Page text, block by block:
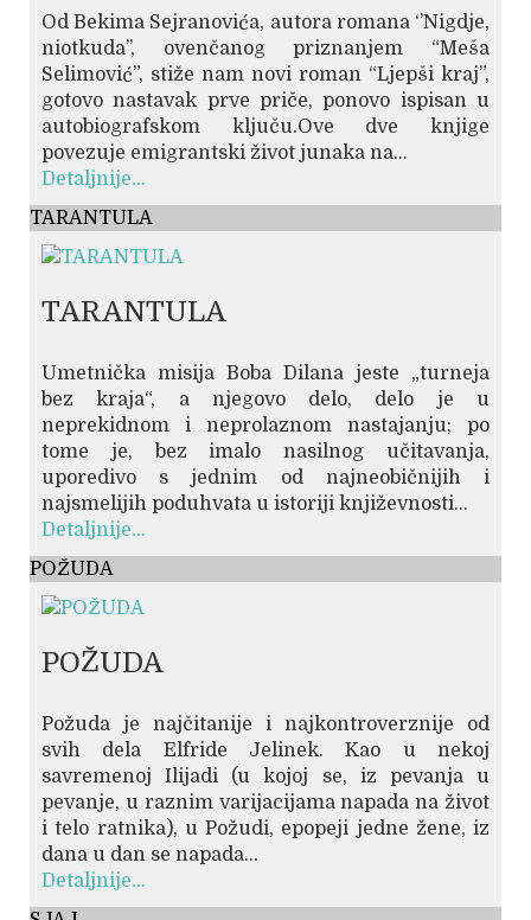
Od Bekima Sejranovića, autora romana ‘’Nigdje,
niotkuda’’, ovenčanog priznanjem “Meša
Selimović”, stiže nam novi roman “Ljepši kraj”,
gotovo nastavak prve priče, ponovo ispisan u
autobiografskom ključu.Ove dve knjige
povezuje emigrantski život junaka na...
Detaljnije...
TARANTULA
TARANTULA
Umetnička misija Boba Dilana jeste „turneja
bez kraja“, a njegovo delo, delo je u
neprekidnom i neprolaznom nastajanju; po
tome je, bez imalo nasilnog učitavanja,
uporedivo s jednim od najneobičnijih i
najsmelijih poduhvata u istoriji književnosti...
Detaljnije...
POŽUDA
POŽUDA
Požuda je najčitanije i najkontroverznije od
svih dela Elfride Jelinek. Kao u nekoj
savremenoj Ilijadi (u kojoj se, iz pevanja u
pevanje, u raznim varijacijama napada na život
i telo ratnika), u Požudi, epopeji jedne žene, iz
dana u dan se napada...
Detaljnije...